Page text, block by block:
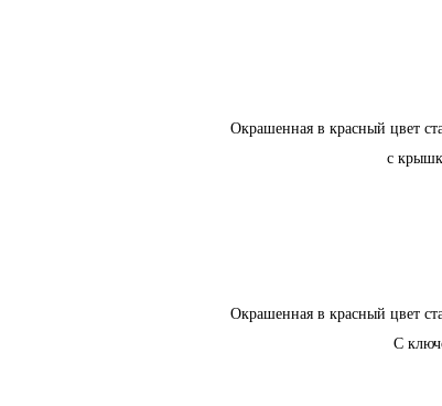
Окрашенная в красный цвет
с
Окрашенная в красный цвет
С